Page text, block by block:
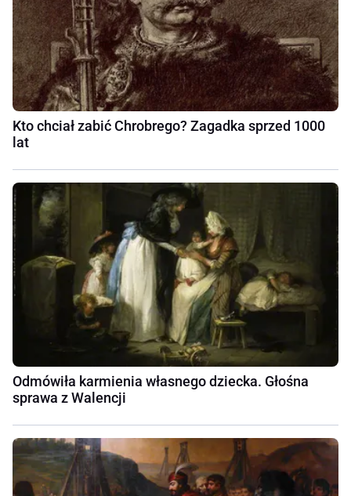
Kto chciał zabić Chrobrego? Zagadka sprzed 1000
lat
Odmówiła karmienia własnego dziecka. Głośna
sprawa z Walencji